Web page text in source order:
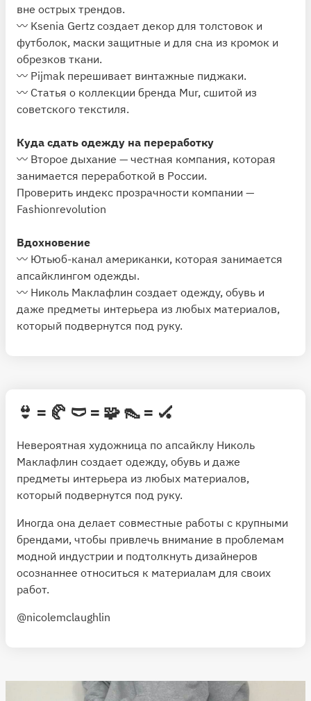
вне острых трендов.
〰️ Ksenia Gertz создает декор для толстовок и
футболок, маски защитные и для сна из кромок и
обрезков ткани.
〰️ Pijmak перешивает винтажные пиджаки.
〰️ Статья о коллекции бренда Mur, сшитой из
советского текстиля.
Куда сдать одежду на переработку
〰️ Второе дыхание — честная компания, которая
занимается переработкой в России.
Проверить индекс прозрачности компании —
Fashionrevolution
Вдохновение
〰️ Ютьюб-канал американки, которая занимается
апсайклингом одежды.
〰️ Николь Маклафлин создает одежду, обувь и
даже предметы интерьера из любых материалов,
который подвернутся под руку.
👙 = 🥐 🩲 = 🧩 👠 = 🏑
Невероятная художница по апсайклу Николь
Маклафлин создает одежду, обувь и даже
предметы интерьера из любых материалов,
который подвернутся под руку.
Иногда она делает совместные работы с крупными
брендами, чтобы привлечь внимание в проблемам
модной индустрии и подтолкнуть дизайнеров
осознаннее относиться к материалам для своих
работ.
@nicolemclaughlin